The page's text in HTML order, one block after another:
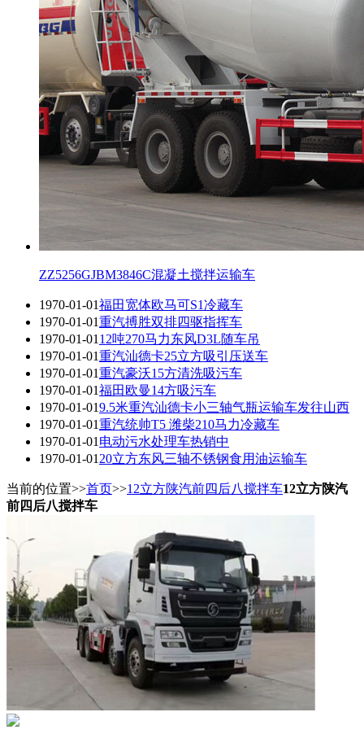
ZZ5256GJBM3846C混凝土搅拌运输车
1970-01-01福田宽体欧马可S1冷藏车
1970-01-01重汽搏胜双排四驱指挥车
1970-01-01 12吨270马力东风D3L随车吊
1970-01-01重汽汕德卡25立方吸引压送车
1970-01-01重汽豪沃15方清洗吸污车
1970-01-01福田欧曼14方吸污车
1970-01-019.5米重汽汕德卡小三轴气瓶运输车发往山西
1970-01-01重汽统帅T5 潍柴210马力冷藏车
1970-01-01 电动污水处理车热销中
1970-01-01 20立方东风三轴不锈钢食用油运输车
当前的位置>>首页>>12立方陕汽前四后八搅拌车12立方陕汽
前四后八搅拌车